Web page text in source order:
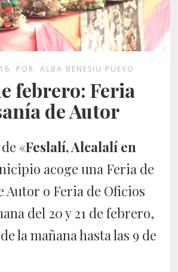
POR ALBA BENESIU PUEYO
febrero: Feria
de Autor
«Feslalí, Alcalalí en
acoge una Feria de
Autor o Feria de Oficios
del 20 y 21 de febrero,
la mañana hasta las 9 de